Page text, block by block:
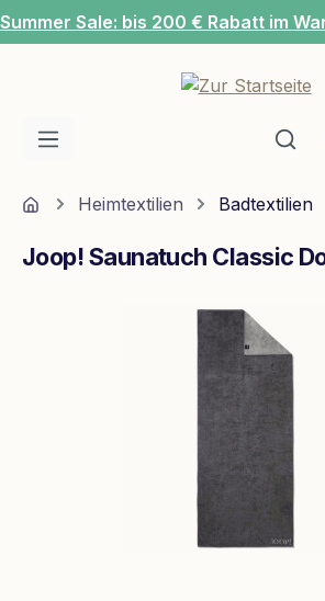
Zum Hauptinhalt springen
Summer Sale: bis 200 € Rabatt im
HomeHeimtextilien Badtextilien
Bildergalerie überspringen